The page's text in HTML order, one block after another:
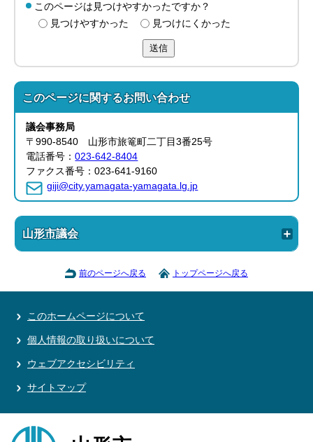
このページは見つけやすかったですか？
見つけやすかった
見つけにくかった
送信
このページに関するお問い合わせ
議会事務局
〒990-8540 山形市旅篭町二丁目3番25号
電話番号：023-642-8404
ファクス番号：023-641-9160
giji@city.yamagata-yamagata.lg.jp
山形市議会
前のページへ戻る トップページへ戻る
このホームページについて
個人情報の取り扱いについて
ウェブアクセシビリティ
サイトマップ